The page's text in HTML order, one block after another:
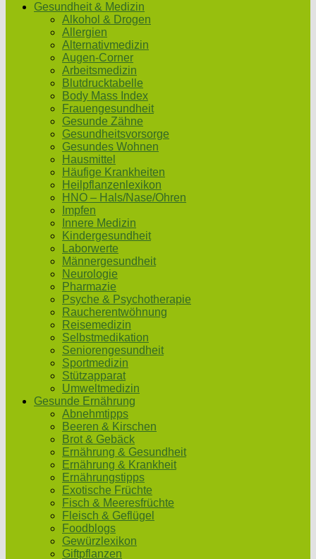
Gesundheit & Medizin
Alkohol & Drogen
Allergien
Alternativmedizin
Augen-Corner
Arbeitsmedizin
Blutdrucktabelle
Body Mass Index
Frauengesundheit
Gesunde Zähne
Gesundheitsvorsorge
Gesundes Wohnen
Hausmittel
Häufige Krankheiten
Heilpflanzenlexikon
HNO – Hals/Nase/Ohren
Impfen
Innere Medizin
Kindergesundheit
Laborwerte
Männergesundheit
Neurologie
Pharmazie
Psyche & Psychotherapie
Raucherentwöhnung
Reisemedizin
Selbstmedikation
Seniorengesundheit
Sportmedizin
Stützapparat
Umweltmedizin
Gesunde Ernährung
Abnehmtipps
Beeren & Kirschen
Brot & Gebäck
Ernährung & Gesundheit
Ernährung & Krankheit
Ernährungstipps
Exotische Früchte
Fisch & Meeresfrüchte
Fleisch & Geflügel
Foodblogs
Gewürzlexikon
Giftpflanzen